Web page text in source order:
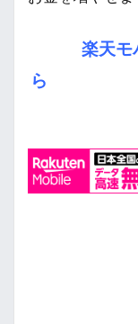
楽天モ
ら